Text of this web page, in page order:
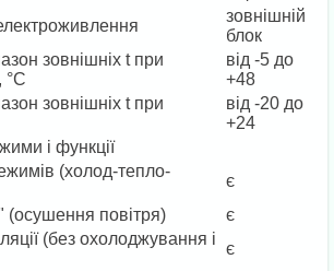
зовнішній
блок
зовнішніх t при
°C
від -5 до
+48
зовнішніх t при
від -20 до
+24
і функції
(холод-тепло-
є
повітря)
є
(без охолоджування і
є